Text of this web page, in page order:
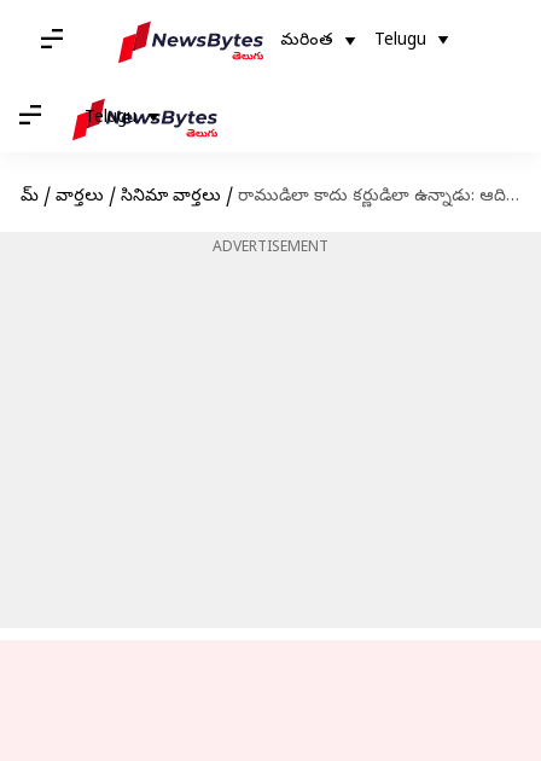
మరింత Telugu
Telugu
హోమ్ / వార్తలు / సినిమా వార్తలు / రాముడిలా కాదు కర్ణుడిలా ఉన్నాడు: ఆదిపురుష్ సినిమాలో ప్రభాస్ లుక్ పై సీరియల్ నటి కామెంట్స్
ADVERTISEMENT